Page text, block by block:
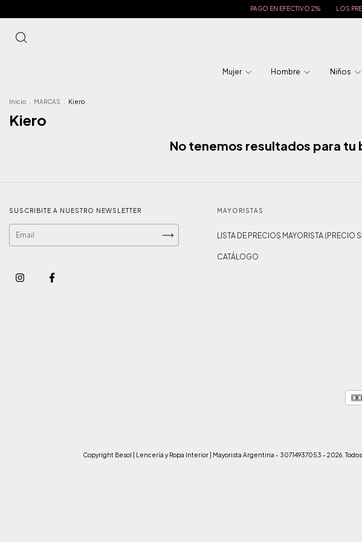
PAGO EN EFECTIVO 2% LOS
Mujer Hombre Niños
Inicio MARCAS Kiero
Kiero
No tenemos resultados para
SUSCRIBITE A NUESTRO NEWSLETTER MAYORISTAS
LISTA DE PRECIOS MAYORISTA (PRECIO
CATÁLOGO
Copyright Besol | Lencería y Ropa Interior | Mayorista Argentina - 30714937053 - 2026.